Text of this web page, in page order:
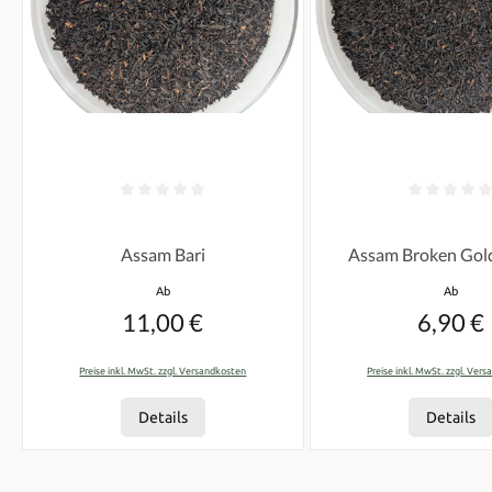
Assam Bari
Regulärer Preis:
Ab
11,00 €
Preise inkl. MwSt. zzgl. Versandkosten
Details
Assam Broken
Ab
6,90 €
Preise inkl. MwSt. zzgl.
Details